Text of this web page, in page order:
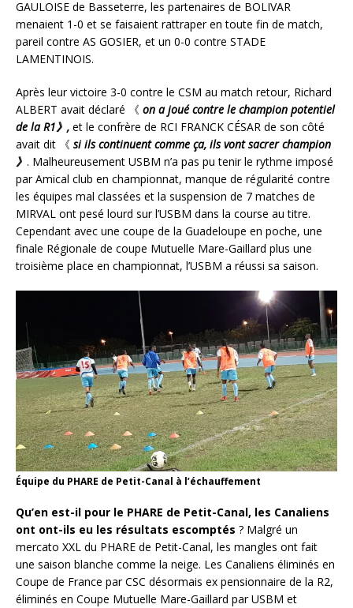
GAULOISE de Basseterre, les partenaires de BOLIVAR
menaient 1-0 et se faisaient rattraper en toute fin de match,
pareil contre AS GOSIER, et un 0-0 contre STADE
LAMENTINOIS.
Après leur victoire 3-0 contre le CSM au match retour, Richard
ALBERT avait déclaré 《 on a joué contre le champion potentiel
de la R1》, et le confrère de RCI FRANCK CÉSAR de son côté
avait dit 《 si ils continuent comme ça, ils vont sacrer champion
》 . Malheureusement USBM n’a pas pu tenir le rythme imposé
par Amical club en championnat, manque de régularité contre
les équipes mal classées et la suspension de 7 matches de
MIRVAL ont pesé lourd sur l’USBM dans la course au titre.
Cependant avec une coupe de la Guadeloupe en poche, une
finale Régionale de coupe Mutuelle Mare-Gaillard plus une
troisième place en championnat, l’USBM a réussi sa saison.
Équipe du PHARE de Petit-Canal à l’échauffement
Qu’en est-il pour le PHARE de Petit-Canal, les Canaliens
ont ont-ils eu les résultats escomptés ? Malgré un
mercato XXL du PHARE de Petit-Canal, les mangles ont fait
une saison blanche comme la neige. Les Canaliens éliminés en
Coupe de France par CSC désormais ex pensionnaire de la R2,
éliminés en Coupe Mutuelle Mare-Gaillard par USBM et